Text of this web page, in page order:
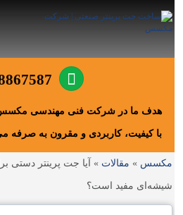
هدف ما در شرکت فنی مهندسی مکسس
با کیفیت، کاربردی و مقرون به صرفه می
مکسس» مقالات» آیا جت پرینتر دستی
شیشه‌ای مفید است؟